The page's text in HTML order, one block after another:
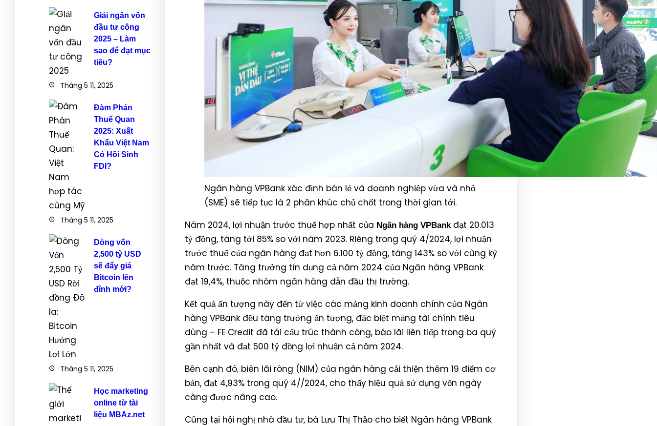
Giải ngân vốn
đầu tư công
2025 – Làm
sao để đạt mục
tiêu?
Tháng 5 11, 2025
Đàm Phán
Thuế Quan
2025: Xuất
Khẩu Việt Nam
Có Hồi Sinh
FDI?
Tháng 5 11, 2025
Dòng vốn
2,500 tỷ USD
sẽ đẩy giá
Bitcoin lên
đỉnh mới?
Tháng 5 11, 2025
Học marketing
online từ tài
liệu MBAz.net
Ngân hàng VPBank xác định bán lẻ và doanh nghiệp vừa và nhỏ
(SME) sẽ tiếp tục là 2 phân khúc chủ chốt trong thời gian tới.
Năm 2024, lợi nhuận trước thuế hợp nhất của Ngân hàng VPBankđạt 20.013
tỷ đồng, tăng tới 85% so với năm 2023. Riêng trong quý 4/2024, lợi nhuận
trước thuế của ngân hàng đạt hơn 6.100 tỷ đồng, tăng 143% so với cùng kỳ
năm trước. Tăng trưởng tín dụng cả năm 2024 của Ngân hàng VPBank
đạt 19,4%, thuộc nhóm ngân hàng dẫn đầu thị trường.
Kết quả ấn tượng này đến từ việc các mảng kinh doanh chính của Ngân
hàng VPBank đều tăng trưởng ấn tượng, đặc biệt mảng tài chính tiêu
dùng – FE Credit đã tái cấu trúc thành công, báo lãi liên tiếp trong ba quý
gần nhất và đạt 500 tỷ đồng lợi nhuận cả năm 2024.
Bên cạnh đó, biên lãi ròng (NIM) của ngân hàng cải thiện thêm 19 điểm cơ
bản, đạt 4,93% trong quý 4//2024, cho thấy hiệu quả sử dụng vốn ngày
càng được nâng cao.
Cũng tại hội nghị nhà đầu tư, bà Lưu Thị Thảo cho biết Ngân hàng VPBank